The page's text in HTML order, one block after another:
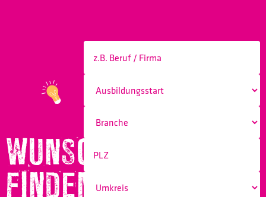
WUNSCHBERUF
FINDEN!